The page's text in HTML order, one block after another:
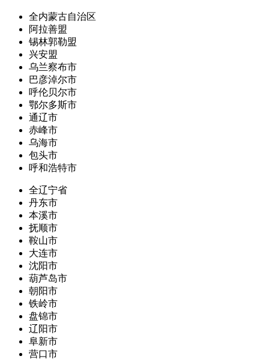
全内蒙古自治区
阿拉善盟
锡林郭勒盟
兴安盟
乌兰察布市
巴彦淖尔市
呼伦贝尔市
鄂尔多斯市
通辽市
赤峰市
乌海市
包头市
呼和浩特市
全辽宁省
丹东市
本溪市
抚顺市
鞍山市
大连市
沈阳市
葫芦岛市
朝阳市
铁岭市
盘锦市
辽阳市
阜新市
营口市